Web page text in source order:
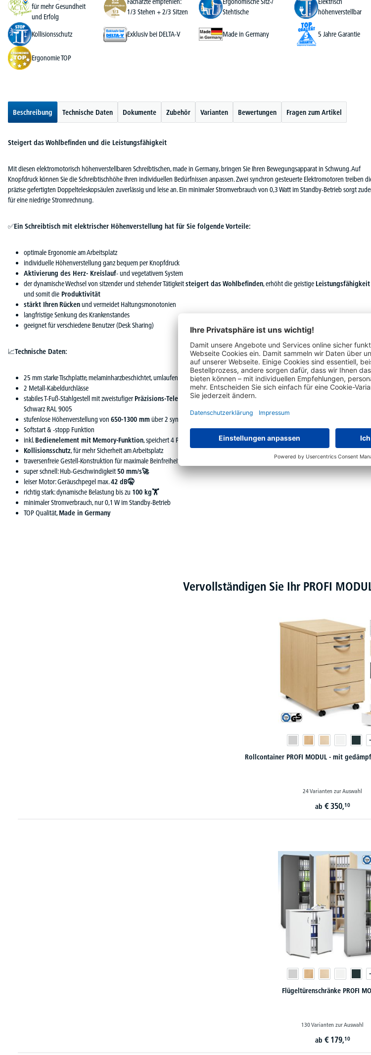
für mehr Gesundheit
und Erfolg
1/3 Stehen + 2/3 Sitzen
Stehtische
höhenverstellbar
Kollisionsschutz Exklusiv bei DELTA-V Made in Germany 5 Jahre Garantie
Ergonomie TOP
Beschreibung Technische Daten Dokumente Zubehör Varianten Bewertungen Fragen zum Artikel
Steigert das Wohlbefinden und die Leistungsfähigkeit
Mit diesen elektromotorisch höhenverstellbaren Schreibtischen, made in Germany, bringen Sie Ihren Bewegungsapparat in Schwung. Auf
Knopfdruck können Sie die Schreibtischhöhe Ihren individuellen Bedürfnissen anpassen. Zwei synchron gesteuerte Elektromotoren treiben
präzise gefertigten Doppelteleskopsäulen zuverlässig und leise an. Ein minimaler Stromverbrauch von 0,3 Watt im Standby-Betrieb sorgt
für eine niedrige Stromrechnung.
✅Ein Schreibtisch mit elektrischer Höhenverstellung hat für Sie folgende Vorteile:
optimale Ergonomie am Arbeitsplatz
individuelle Höhenverstellung ganz bequem per Knopfdruck
Aktivierung des Herz- Kreislauf- und vegetativem System
der dynamische Wechsel von sitzender und stehender Tätigkeitsteigert das Wohlbefinden, erhöht die geistige Leistungsfähigkeit
und somit die Produktivität
stärkt Ihren Rückenund vermeidet Haltungsmonotonien
langfristige Senkung des Krankenstandes
geeignet für verschiedene Benutzer (Desk Sharing)
📈Technische Daten:
25 mm starke Tischplatte, melaminharzbeschichtet, umlaufend mit 3 mm starkem Kunststoff-Umleimer
2 Metall-Kabeldurchlässe
stabiles T-Fuß-Stahlgestell mit zweistufiger Präzisions-Teleskopsäule, pulverbeschichtet in Alusilber RAL 9006, Weiß RAL 9016 oder
Schwarz RAL 9005
stufenlose Höhenverstellung von 650-1300 mmüber 2 synchron gesteuerte Elektromotoren
Softstart & -stopp Funktion
inkl.Bedienelement mit Memory-Funktion, speichert 4 Positionen
Kollisionsschutz, für mehr Sicherheit am Arbeitsplatz
traversenfreie Gestell-Konstruktion für maximale Beinfreiheit
super schnell: Hub-Geschwindigkeit 50 mm/s🚀
leiser Motor: Geräuschpegel max.42 dB🤫
richtig stark: dynamische Belastung bis zu 100 kg🏋
minimaler Stromverbrauch, nur 0,1 W im Standby-Betrieb
TOP Qualität,Made in Germany
Vervollständigen Sie Ihr PROFI
Rollcontainer PROFI MODUL - mit
24 Varianten zur Auswahl
ab € 350,10
Flügeltürenschränke PROFI
130 Varianten zur Auswahl
ab € 179,10